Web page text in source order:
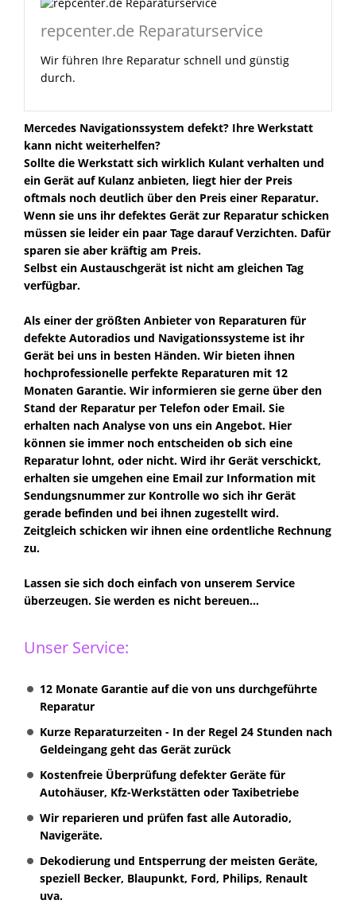
repcenter.de Reparaturservice
Wir führen Ihre Reparatur schnell und günstig
durch.
Mercedes Navigationssystem defekt? Ihre Werkstatt
kann nicht weiterhelfen?
Sollte die Werkstatt sich wirklich Kulant verhalten und
ein Gerät auf Kulanz anbieten, liegt hier der Preis
oftmals noch deutlich über den Preis einer Reparatur.
Wenn sie uns ihr defektes Gerät zur Reparatur schicken
müssen sie leider ein paar Tage darauf Verzichten. Dafür
sparen sie aber kräftig am Preis.
Selbst ein Austauschgerät ist nicht am gleichen Tag
verfügbar.
Als einer der größten Anbieter von Reparaturen für
defekte Autoradios und Navigationssysteme ist ihr
Gerät bei uns in besten Händen. Wir bieten ihnen
hochprofessionelle perfekte Reparaturen mit 12
Monaten Garantie. Wir informieren sie gerne über den
Stand der Reparatur per Telefon oder Email. Sie
erhalten nach Analyse von uns ein Angebot. Hier
können sie immer noch entscheiden ob sich eine
Reparatur lohnt, oder nicht. Wird ihr Gerät verschickt,
erhalten sie umgehen eine Email zur Information mit
Sendungsnummer zur Kontrolle wo sich ihr Gerät
gerade befinden und bei ihnen zugestellt wird.
Zeitgleich schicken wir ihnen eine ordentliche Rechnung
zu.
Lassen sie sich doch einfach von unserem Service
überzeugen. Sie werden es nicht bereuen...
Unser Service:
12 Monate Garantie auf die von uns durchgeführte
Reparatur
Kurze Reparaturzeiten - In der Regel 24 Stunden nach
Geldeingang geht das Gerät zurück
Kostenfreie Überprüfung defekter Geräte für
Autohäuser, Kfz-Werkstätten oder Taxibetriebe
Wir reparieren und prüfen fast alle Autoradio,
Navigeräte.
Dekodierung und Entsperrung der meisten Geräte,
speziell Becker, Blaupunkt, Ford, Philips, Renault
uva.